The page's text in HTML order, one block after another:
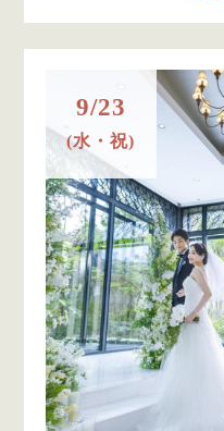
9/23
(水・祝)